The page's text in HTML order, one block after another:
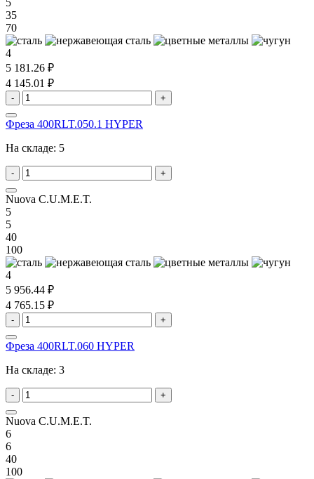
5
35
70
4
5 181.26 ₽
4 145.01 ₽
- +
Фреза 400RLT.050.1 HYPER
На складе: 5
- +
Nuova C.U.M.E.T.
5
5
40
100
4
5 956.44 ₽
4 765.15 ₽
- +
Фреза 400RLT.060 HYPER
На складе: 3
- +
Nuova C.U.M.E.T.
6
6
40
100